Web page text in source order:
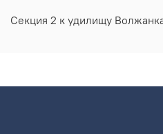
Секция 2 к удилищу